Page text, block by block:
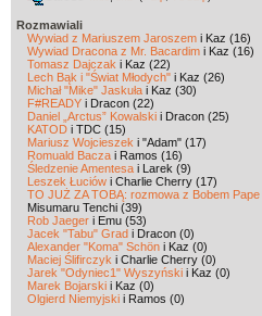
Rozmawiali
Wywiad z Mariuszem Jaroszem i Kaz (16)
Wywiad Dracona z Mr. Bacardim i Kaz (16)
Tomasz Dajczak i Kaz (22)
Lech Bąk i "Świat Młodych" i Kaz (26)
Michał "Mike" Jaskuła i Kaz (30)
F#READY i Dracon (22)
Daniel „Arctus” Kowalski i Dracon (25)
KATOD i TDC (15)
Mariusz Wojcieszek i "Adam" (17)
Romuald Bacza i Ramos (16)
Śledzenie Amentesa i Larek (9)
Leszek Łuciów i Charlie Cherry (17)
TO JUŻ ZA TOBĄ: rozmowa z Bobem Pape
Misumaru Tenchi (39)
Rob Jaeger i Emu (53)
Jacek "Tabu" Grad i Dracon (0)
Alexander "Koma" Schön i Kaz (0)
Maciej Ślifirczyk i Charlie Cherry (0)
Jarek "Odyniec1" Wyszyński i Kaz (0)
Marek Bojarski i Kaz (0)
Olgierd Niemyjski i Ramos (0)